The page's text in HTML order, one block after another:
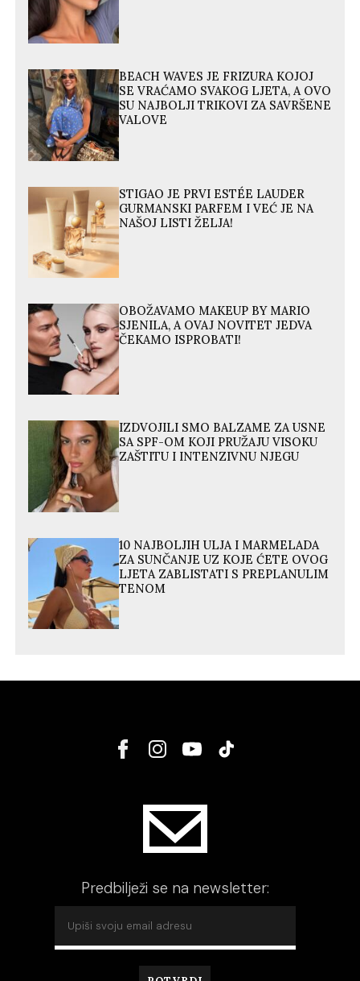
BEACH WAVES JE FRIZURA KOJOJ
SE VRAĆAMO SVAKOG LJETA, A OVO
SU NAJBOLJI TRIKOVI ZA SAVRŠENE
VALOVE
STIGAO JE PRVI ESTÉE LAUDER
GURMANSKI PARFEM I VEĆ JE NA
NAŠOJ LISTI ŽELJA!
OBOŽAVAMO MAKEUP BY MARIO
SJENILA, A OVAJ NOVITET JEDVA
ČEKAMO ISPROBATI!
IZDVOJILI SMO BALZAME ZA USNE
SA SPF-OM KOJI PRUŽAJU VISOKU
ZAŠTITU I INTENZIVNU NJEGU
10 NAJBOLJIH ULJA I MARMELADA
ZA SUNČANJE UZ KOJE ĆETE OVOG
LJETA ZABLISTATI S PREPLANULIM
TENOM
Predbilježi se na newsletter: